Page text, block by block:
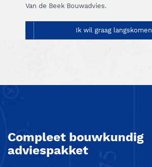
Van de Beek Bouwadvies.
Ik wil graag langskomen
Compleet bouwkundig
adviespakket